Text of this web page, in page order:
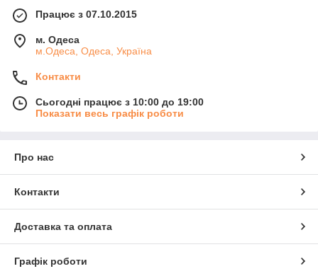
Працює з 07.10.2015
м. Одеса
м.Одеса, Одеса, Україна
Контакти
Сьогодні працює з 10:00 до 19:00
Показати весь графік роботи
Про нас
Контакти
Доставка та оплата
Графік роботи